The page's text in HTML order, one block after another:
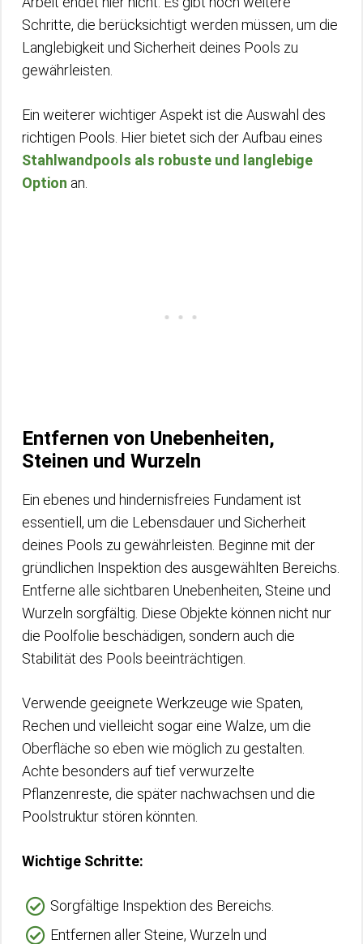
Schritte, die berücksichtigt werden müssen, um die
Langlebigkeit und Sicherheit deines Pools zu
gewährleisten.
Ein weiterer wichtiger Aspekt ist die Auswahl des
richtigen Pools. Hier bietet sich der Aufbau eines
Stahlwandpools als robuste und langlebige
Option an.
Entfernen von Unebenheiten,
Steinen und Wurzeln
Ein ebenes und hindernisfreies Fundament ist
essentiell, um die Lebensdauer und Sicherheit
deines Pools zu gewährleisten. Beginne mit der
gründlichen Inspektion des ausgewählten Bereichs.
Entferne alle sichtbaren Unebenheiten, Steine und
Wurzeln sorgfältig. Diese Objekte können nicht nur
die Poolfolie beschädigen, sondern auch die
Stabilität des Pools beeinträchtigen.
Verwende geeignete Werkzeuge wie Spaten,
Rechen und vielleicht sogar eine Walze, um die
Oberfläche so eben wie möglich zu gestalten.
Achte besonders auf tief verwurzelte
Pflanzenreste, die später nachwachsen und die
Poolstruktur stören könnten.
Wichtige Schritte:
Sorgfältige Inspektion des Bereichs.
Entfernen aller Steine, Wurzeln und